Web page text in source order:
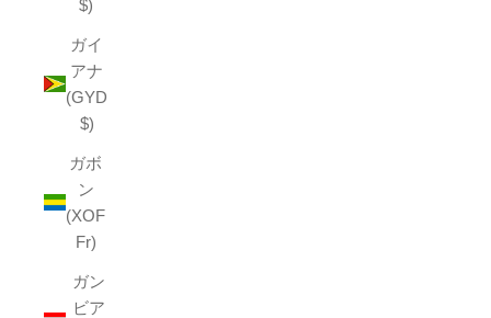
$)
ガイ
アナ
(GYD
$)
ガボ
ン
(XOF
Fr)
ガン
ビア